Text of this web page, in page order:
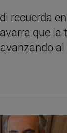
recuerda
que la